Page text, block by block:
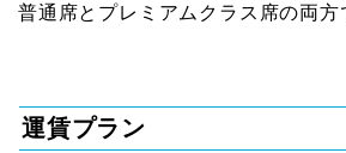
普通席とプレミアムクラス席の両方
運賃プラン